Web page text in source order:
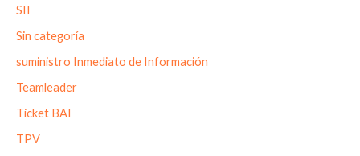
SII
Sin categoría
suministro Inmediato de Información
Teamleader
Ticket BAI
TPV